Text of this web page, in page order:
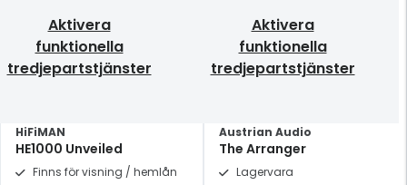
Aktivera
funktionella
tredjepartstjänster
HiFiMAN
HE1000 Unveiled
Finns för visning / hemlån
Aktivera
funktionella
tredjepartstjänster
Austrian Audio
The Arranger
Lagervara